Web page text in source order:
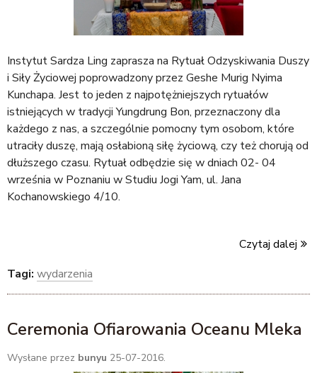
Instytut Sardza Ling zaprasza na Rytuał Odzyskiwania Duszy
i Siły Życiowej poprowadzony przez Geshe Murig Nyima
Kunchapa. Jest to jeden z najpotężniejszych rytuałów
istniejących w tradycji Yungdrung Bon, przeznaczony dla
każdego z nas, a szczególnie pomocny tym osobom, które
utraciły duszę, mają osłabioną siłę życiową, czy też chorują od
dłuższego czasu. Rytuał odbędzie się w dniach 02- 04
września w Poznaniu w Studiu Jogi Yam, ul. Jana
Kochanowskiego 4/10.
Czytaj dalej
Tagi: wydarzenia
Ceremonia Ofiarowania Oceanu Mleka
Wysłane przez bunyu 25-07-2016.